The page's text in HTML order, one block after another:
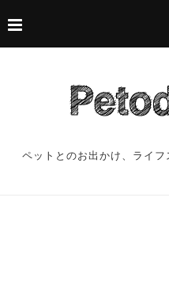
ペットとのお出かけ、ライ